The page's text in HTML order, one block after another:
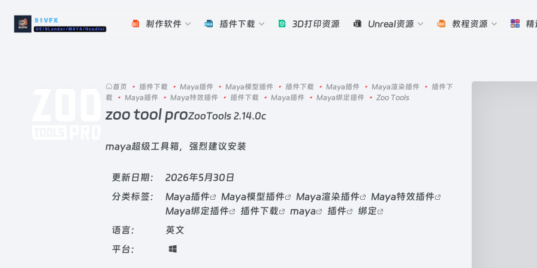
制作软件 插件下载 3D打印资源 Unreal资源 教程资源 精
首页 • 插件下载 • Maya插件 • Maya模型插件 • 插件下载 • Maya插件 • Maya渲染插件 • 插件下
载
• Maya插件 • Maya特效插件 • 插件下载 • Maya插件 • Maya绑定插件 • Zoo Tools
zoo tool proZooTools 2.14.0c
maya超级工具箱，强烈建议安装
更新日期：
2026年5月30日
分类标签：
Maya插件 Maya模型插件 Maya渲染插件
Maya特效插件
Maya绑定插件
插件下载 maya 插件
绑定
语言：
英文
平台：